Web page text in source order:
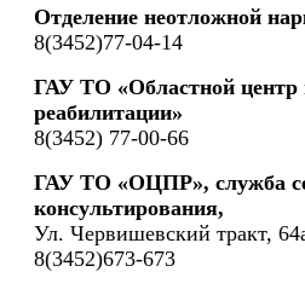
Отделение неотложной
8(3452)77-04-14
ГАУ ТО «Областной центр
реабилитации»
8(3452) 77-00-66
ГАУ ТО «ОЦПР», служба
консультирования,
Ул. Червишевский тракт,
8(3452)673-673